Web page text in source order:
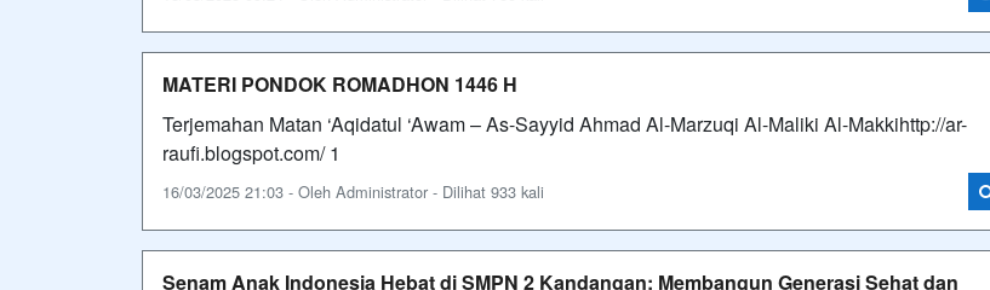
MATERI PONDOK ROMADHON 1446 H
Terjemahan Matan ‘Aqidatul ‘Awam – As-Sayyid Ahmad Al-Marzuqi Al-Maliki Al-Makkihttp://ar-
raufi.blogspot.com/ 1
16/03/2025 21:03 - Oleh Administrator - Dilihat 933 kali
Senam Anak Indonesia Hebat di SMPN 2 Kandangan: Membangun Generasi Sehat dan